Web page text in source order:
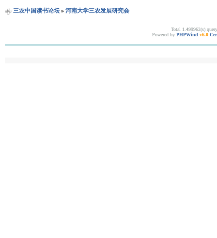
三农中国读书论坛» 河南大学三农发展研究会
Total 1.499962(s)
Powered by PHPWind v6.0